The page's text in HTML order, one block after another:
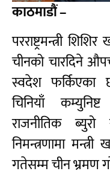
काठमाडौं –
परराष्ट्रमन्त्री
चीनको चारदिने
स्वदेश फर्किएका
चिनियाँ
राजनीतिक ब्युरो
निमन्त्रणामा
गतेसम्म चीन भ्रमण